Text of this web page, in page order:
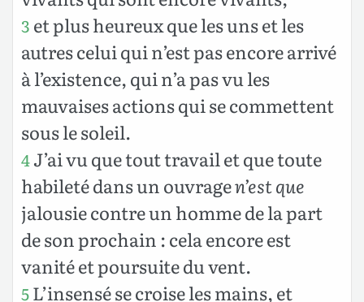
3 et plus heureux que les uns et les
autres celui qui n’est pas encore arrivé
à l’existence, qui n’a pas vu les
mauvaises actions qui se commettent
sous le soleil.
4J’ai vu que tout travail et que toute
habileté dans un ouvragen’est que
jalousie contre un homme de la part
de son prochain : cela encore est
vanité et poursuite du vent.
5L’insensé se croise les mains, et